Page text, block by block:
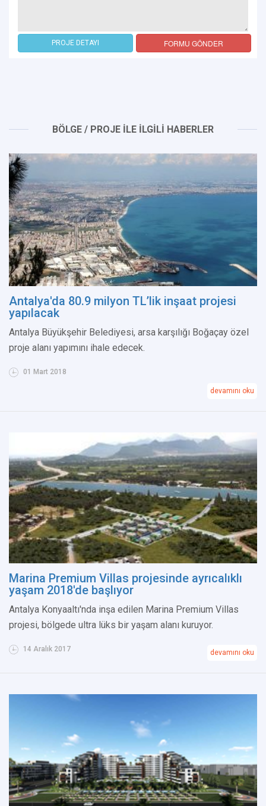
PROJE DETAYI FORMU GÖNDER
BÖLGE / PROJE İLE İLGİLİ HABERLER
Antalya'da 80.9 milyon TL’lik inşaat projesi
yapılacak
Antalya Büyükşehir Belediyesi, arsa karşılığı Boğaçay özel
proje alanı yapımını ihale edecek.
01 Mart 2018
devamını oku
Marina Premium Villas projesinde ayrıcalıklı
yaşam 2018'de başlıyor
Antalya Konyaaltı'nda inşa edilen Marina Premium Villas
projesi, bölgede ultra lüks bir yaşam alanı kuruyor.
14 Aralık 2017 devamını oku